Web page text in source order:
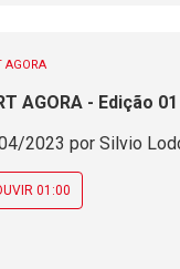
AGORA
AGORA - Edição
2023 por Silvio
01:00